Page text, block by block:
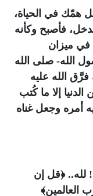
همّك في الحياة،
فأصبح وكأنه
في ميزان
الله- صلى الله
فرَّق الله عليه
إلا ما كُتب
أمره وجعل غناه
﴿قل إن
العالمين﴾